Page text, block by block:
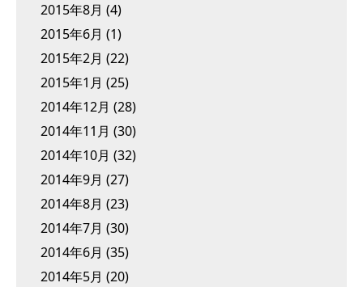
2015年8月 (4)
2015年6月 (1)
2015年2月 (22)
2015年1月 (25)
2014年12月 (28)
2014年11月 (30)
2014年10月 (32)
2014年9月 (27)
2014年8月 (23)
2014年7月 (30)
2014年6月 (35)
2014年5月 (20)